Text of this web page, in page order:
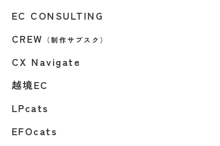
EC CONSULTING
CREW （制作サブスク）
CX Navigate
越境EC
LPcats
EFOcats